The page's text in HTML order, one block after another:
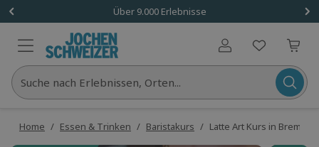
Über 9.000 Erlebnisse
Benutzerkonto
Suche nach Erlebnissen, Orten...
Home / Essen & Trinken / Baristakurs / Latte Art Kurs in Bremen